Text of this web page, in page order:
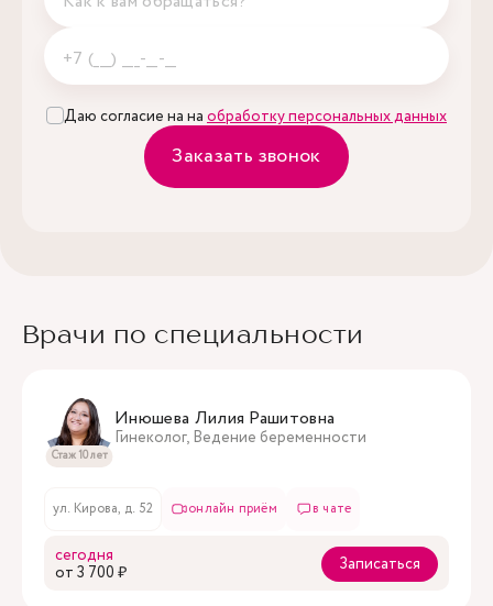
Даю согласие на на обработку персональных данных
Заказать звонок
Врачи по специальности
Стаж 10 лет
Инюшева Лилия Рашитовна
Гинеколог, Ведение беременности
ул. Кирова, д. 52 онлайн приём в чате
сегодня
oт 3 700 ₽
Записаться